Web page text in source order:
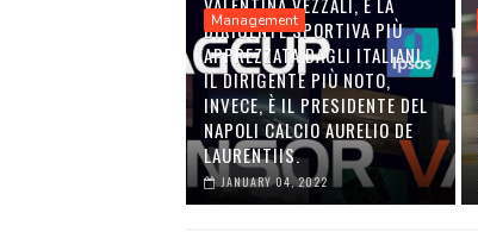
Management
DIRIGENTE SPORTIVA PIÙ
APPREZZATA DAGLI ITALIANI.
IL DIRIGENTE PIÙ NOTO,
INVECE, È IL PRESIDENTE DEL
NAPOLI CALCIO AURELIO DE
LAURENTIIS.
JANUARY 04, 2022